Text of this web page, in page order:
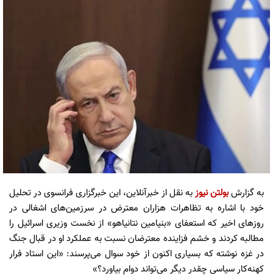
به گزارشبولتن نیوزبه نقل از خبرآنلاین، این خبرگزاری فرانسوی در تحلیل
خود با اشاره به تظاهرات هزاران معترض در سرزمین‌های اشغالی در
روزهای اخیر که استعفای «بنیامین نتانیاهو» از نخست وزیری اسرائیل را
مطالبه کردند و خشم فزاینده معترضان نسبت به عملکرد او در قبال جنگ
در غزه نوشته که بسیاری اکنون از خود سوال می‌‍‌پرسند: «این استاد فرار
کهنه‌کار سیاسی چقدر دیگر می‌تواند دوام بیاورد؟»